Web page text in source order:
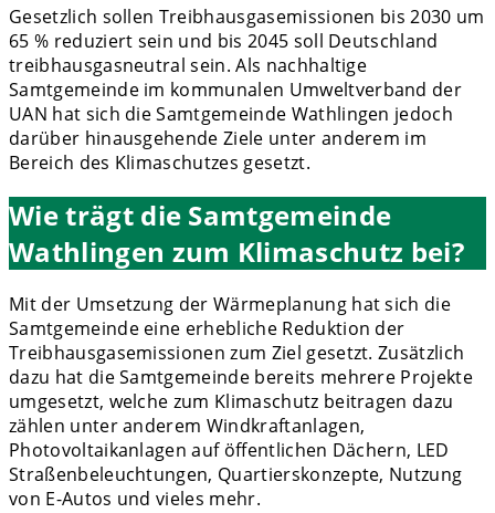
Gesetzlich sollen Treibhausgasemissionen bis 2030 um
65 % reduziert sein und bis 2045 soll Deutschland
treibhausgasneutral sein. Als nachhaltige
Samtgemeinde im kommunalen Umweltverband der
UAN hat sich die Samtgemeinde Wathlingen jedoch
darüber hinausgehende Ziele unter anderem im
Bereich des Klimaschutzes gesetzt.
Wie trägt die Samtgemeinde
Wathlingen zum Klimaschutz bei?
Mit der Umsetzung der Wärmeplanung hat sich die
Samtgemeinde eine erhebliche Reduktion der
Treibhausgasemissionen zum Ziel gesetzt. Zusätzlich
dazu hat die Samtgemeinde bereits mehrere Projekte
umgesetzt, welche zum Klimaschutz beitragen dazu
zählen unter anderem Windkraftanlagen,
Photovoltaikanlagen auf öffentlichen Dächern, LED
Straßenbeleuchtungen, Quartierskonzepte, Nutzung
von E-Autos und vieles mehr.